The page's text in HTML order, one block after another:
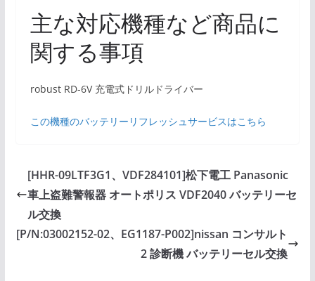
主な対応機種など商品に
関する事項
robust RD-6V 充電式ドリルドライバー
この機種のバッテリーリフレッシュサービスはこちら
[HHR-09LTF3G1、VDF284101]松下電工 Panasonic
車上盗難警報器 オートポリス VDF2040 バッテリーセ
ル交換
[P/N:03002152-02、EG1187-P002]nissan コンサルト
2 診断機 バッテリーセル交換